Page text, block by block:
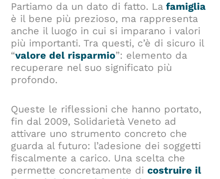
Partiamo da un dato di fatto. La famiglia
è il bene più prezioso, ma rappresenta
anche il luogo in cui si imparano i valori
più importanti. Tra questi, c’è di sicuro il
“valore del risparmio”: elemento da
recuperare nel suo significato più
profondo.
Queste le riflessioni che hanno portato,
fin dal 2009, Solidarietà Veneto ad
attivare uno strumento concreto che
guarda al futuro: l’adesione dei soggetti
fiscalmente a carico. Una scelta che
permette concretamente dicostruire il